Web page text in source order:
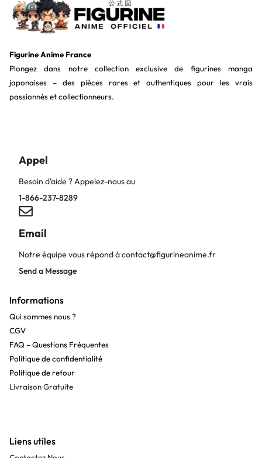
Figurine Anime France
Plongez dans notre collection exclusive de figurines manga
japonaises – des pièces rares et authentiques pour les vrais
passionnés et collectionneurs.
Appel
Besoin d’aide ? Appelez-nous au
1-866-237-8289
Email
Notre équipe vous répond àcontact@figurineanime.fr
Send a Message
Informations
Qui sommes nous ?
CGV
FAQ – Questions Fréquentes
Politique de confidentialité
Politique de retour
Livraison Gratuite
Liens utiles